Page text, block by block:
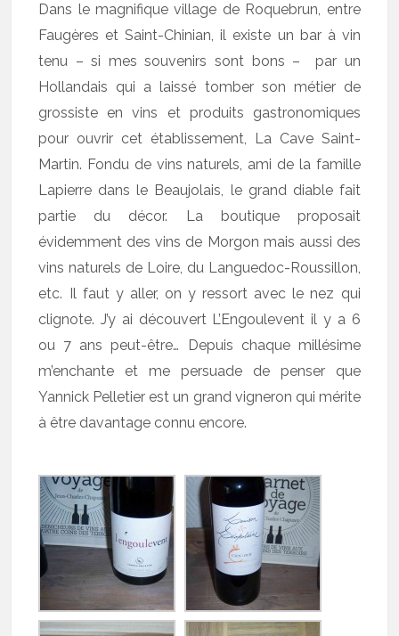
Dans le magnifique village de Roquebrun, entre
Faugères et Saint-Chinian, il existe un bar à vin
tenu – si mes souvenirs sont bons – par un
Hollandais qui a laissé tomber son métier de
grossiste en vins et produits gastronomiques
pour ouvrir cet établissement, La Cave Saint-
Martin. Fondu de vins naturels, ami de la famille
Lapierre dans le Beaujolais, le grand diable fait
partie du décor. La boutique proposait
évidemment des vins de Morgon mais aussi des
vins naturels de Loire, du Languedoc-Roussillon,
etc. Il faut y aller, on y ressort avec le nez qui
clignote. J’y ai découvert L’Engoulevent il y a 6
ou 7 ans peut-être… Depuis chaque millésime
m’enchante et me persuade de penser que
Yannick Pelletier est un grand vigneron qui mérite
à être davantage connu encore.